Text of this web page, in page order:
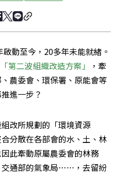
動至今，20多年未能就緒。
「第二波組織改造方案」
，牽
農委會、環保署、原能會等
進一步？
改所規劃的「環境資源
分散在各部會的水、土、林
此牽動原屬農委會的林務
交通部的氣象局⋯⋯，去留紛